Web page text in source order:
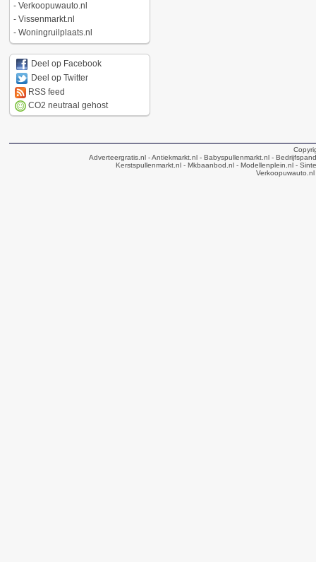
- Verkoopuwauto.nl
- Vissenmarkt.nl
- Woningruilplaats.nl
Deel op Facebook
Deel op Twitter
RSS feed
CO2 neutraal gehost
Adverteergratis.nl - Antiekmarkt.nl - Babyspullenmarkt.nl -
Kerstspullenmarkt.nl- Mkbaanbod.nl- Modellenplein.nl-
Verkoopuwauto.nl